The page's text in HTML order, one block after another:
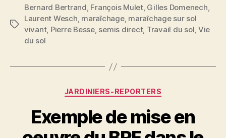
Étiquettes
Bernard Bertrand, François Mulet, Gilles Domenech,
Laurent Wesch, maraîchage, maraîchage sur sol
vivant, Pierre Besse, semis direct, Travail du sol, Vie
du sol
Catégories
JARDINIERS-REPORTERS
Exemple de mise en